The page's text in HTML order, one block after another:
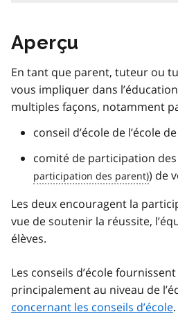
Aperçu
En tant que parent, tuteur ou
vous impliquer dans
multiples façons, notamment
conseil d’école de l’école
comité de participation
) de
Les deux encouragent la
vue de soutenir la réussite,
élèves.
Les conseils d’école
principalement au niveau de
concernant les conseils d’école.